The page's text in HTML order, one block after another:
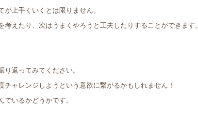
上手くいくとは限りません。
えたり、次はうまくやろうと工夫したりすることができます。
返ってみてください。
ャレンジしようという意欲に繋がるかもしれません！
いるかどうかです。